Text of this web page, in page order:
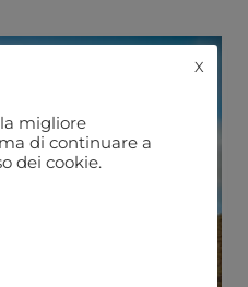
migliore
di continuare a
dei cookie.
X